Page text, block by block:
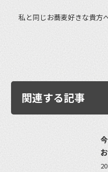
私と同じお蕎麦好きな貴方
関連する記事